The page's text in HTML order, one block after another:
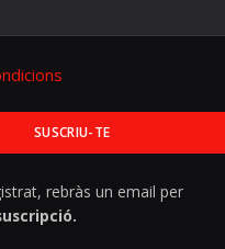
rebràs un email per